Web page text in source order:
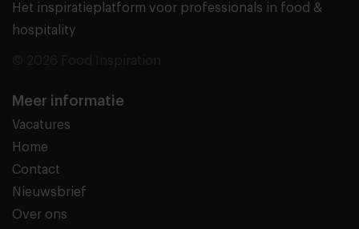
Het inspiratieplatform voor professionals in food &
hospitality
Meer informatie
Vacatures
Home
Contact
Nieuwsbrief
Over ons